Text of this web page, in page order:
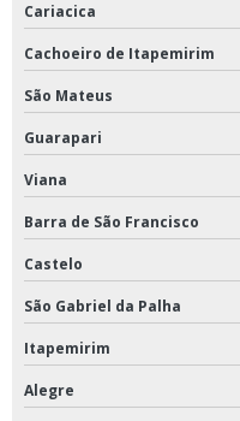
Estufa de esterilização
Estufa de esterilização e
Estufa de esterilização hospitalar
Estufa para secagem de
Evaporador a vácuo
Evaporador para laboratório
Homogeneizador de amostras
Homogeneizador em v
Homogeneizador em y
Cariacica
Cachoeiro de Itapemirim
São Mateus
Guarapari
Viana
Barra de São Francisco
Castelo
São Gabriel da Palha
Itapemirim
Alegre